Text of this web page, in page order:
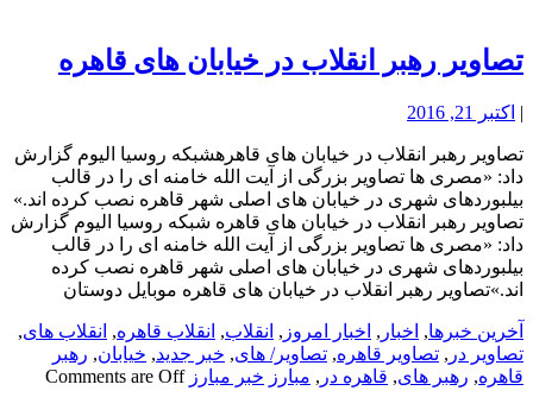
تصاویر رهبر انقلاب در خیابان های قاهره
| اکتبر 21, 2016
تصاویر رهبر انقلاب در خیابان های قاهرهشبکه روسیا الیوم گزارش
داد: «مصری ها تصاویر بزرگی از آیت الله خامنه ای را در قالب
بیلبوردهای شهری در خیابان های اصلی شهر قاهره نصب کرده اند.»
تصاویر رهبر انقلاب در خیابان های قاهره شبکه روسیا الیوم گزارش
داد: «مصری ها تصاویر بزرگی از آیت الله خامنه ای را در قالب
بیلبوردهای شهری در خیابان های اصلی شهر قاهره نصب کرده
اند.»تصاویر رهبر انقلاب در خیابان های قاهره موبایل دوستان
آخرین خبرها, اخبار , اخبار امروز , انقلاب, انقلاب قاهره, انقلاب های,
تصاویر در , تصاویر قاهره, تصاویر/ های, خبر جدید, خیابان, رهبر
قاهره, رهبر های, قاهره در , مبارز خبر مبارز Comments are Off